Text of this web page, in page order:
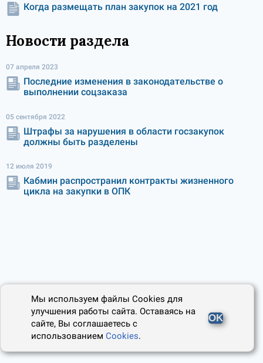
Когда размещать план закупок на 2021 год
Новости раздела
07 апреля 2023
Последние изменения в законодательстве о
выполнении соцзаказа
05 сентября 2022
Штрафы за нарушения в области госзакупок
должны быть разделены
12 июля 2019
Кабмин распространил контракты жизненного
цикла на закупки в ОПК
Мы используем файлы Cookies для
улучшения работы сайта. Оставаясь на
сайте, Вы соглашаетесь с
использованиемCookies.
OK